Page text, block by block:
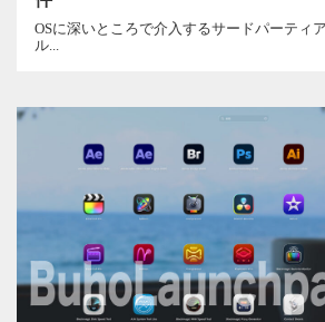
OSに深いところで介入するサードパーティ
ル...